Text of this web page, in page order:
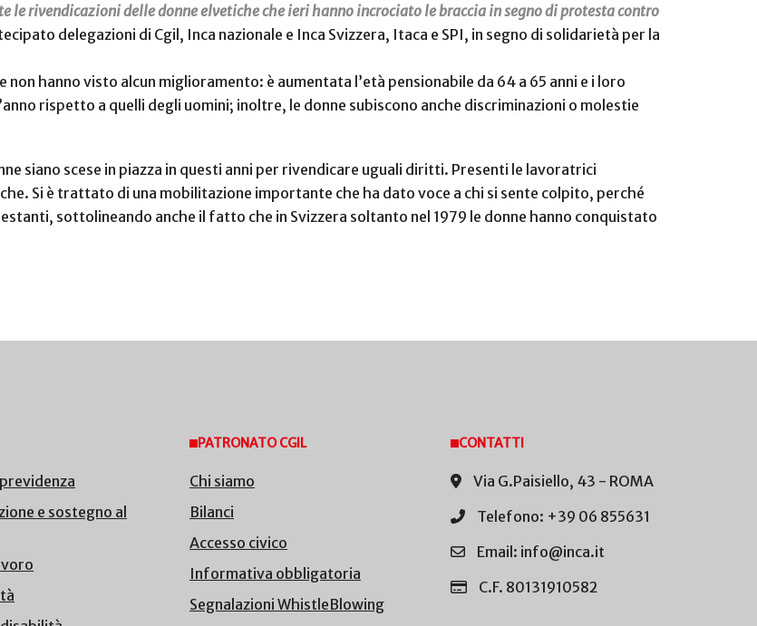
le rivendicazioni delle donne elvetiche che ieri hanno incrociato le braccia in segno di protesta contro
delegazioni di Cgil, Inca nazionale e Inca Svizzera, Itaca e SPI, in segno di solidarietà per la
hanno visto alcun miglioramento: è aumentata l’età pensionabile da 64 a 65 anni e i loro
rispetto a quelli degli uomini; inoltre, le donne subiscono anche discriminazioni o molestie
siano scese in piazza in questi anni per rivendicare uguali diritti. Presenti le lavoratrici
Si è trattato di una mobilitazione importante che ha dato voce a chi si sente colpito, perché
sottolineando anche il fatto che in Svizzera soltanto nel 1979 le donne hanno conquistato
e sostegno al
PATRONATO CGIL
Chi siamo
Bilanci
Accesso civico
Informativa obbligatoria
Segnalazioni WhistleBlowing
CONTATTI
Via G.Paisiello, 43 - ROMA
Telefono: +39 06 855631
Email: info@inca.it
C.F. 80131910582